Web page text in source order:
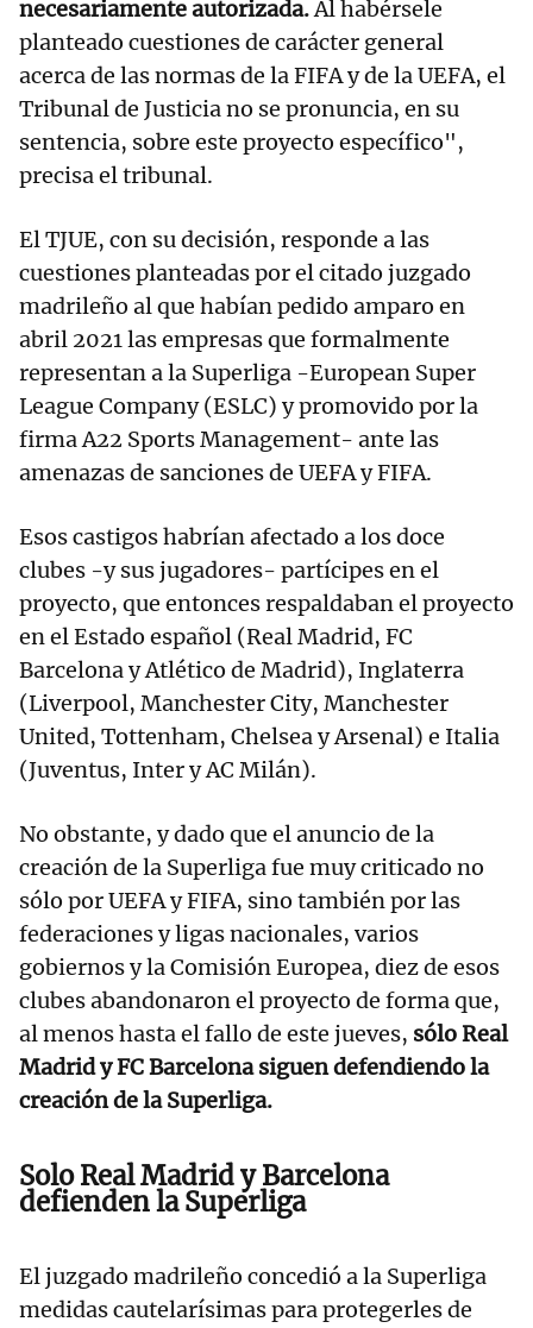
necesariamente autorizada.Al habérsele
planteado cuestiones de carácter general
acerca de las normas de la FIFA y de la UEFA, el
Tribunal de Justicia no se pronuncia, en su
sentencia, sobre este proyecto específico",
precisa el tribunal.
El TJUE, con su decisión, responde a las
cuestiones planteadas por el citado juzgado
madrileño al que habían pedido amparo en
abril 2021 las empresas que formalmente
representan a la Superliga -European Super
League Company (ESLC) y promovido por la
firma A22 Sports Management- ante las
amenazas de sanciones de UEFA y FIFA.
Esos castigos habrían afectado a los doce
clubes -y sus jugadores- partícipes en el
proyecto, que entonces respaldaban el proyecto
en el Estado español (Real Madrid, FC
Barcelona y Atlético de Madrid), Inglaterra
(Liverpool, Manchester City, Manchester
United, Tottenham, Chelsea y Arsenal) e Italia
(Juventus, Inter y AC Milán).
No obstante, y dado que el anuncio de la
creación de la Superliga fue muy criticado no
sólo por UEFA y FIFA, sino también por las
federaciones y ligas nacionales, varios
gobiernos y la Comisión Europea, diez de esos
clubes abandonaron el proyecto de forma que,
al menos hasta el fallo de este jueves, sólo Real
Madrid y FC Barcelona siguen defendiendo la
creación de la Superliga.
Solo Real Madrid y Barcelona
defienden la Superliga
El juzgado madrileño concedió a la Superliga
medidas cautelarísimas para protegerles de